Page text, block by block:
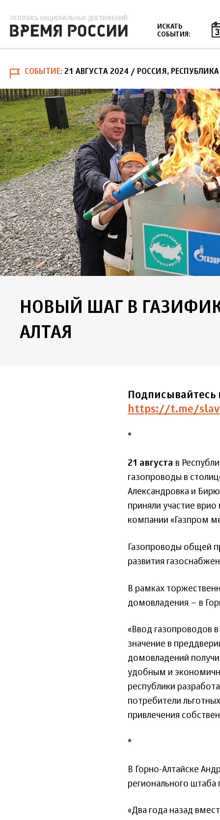
ИСКАТЬ
СОБЫТИЯ:
СОБЫТИЕ 21 АВГУСТА 2024 / РОССИЯ,
НОВЫЙ ШАГ В
АЛТАЯ
Подписывайтесь
https://t.me/
*
21 августа в
газопроводы в
Александровка и
приняли участие
компании «Газпром
Газопроводы общей
развития
В рамках
домовладения – в
«Ввод газопроводов
значение в
домовладений
удобным и
республики
потребители
привлечения
*
В Горно-Алтайске
регионального штаба
«Два года назад